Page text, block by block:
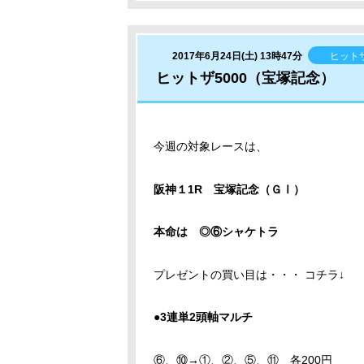
2017年6月24日(土) 13時47分 ヒット
ヒットザ5000（宝塚記念）
今週の対象レースは、
阪神１1R 宝塚記念（ＧⅠ）
本命は ◎⑥シャケトラ
プレゼントの買い目は・・・ コチラ↓
●3連単2頭軸マルチ
⑥、⑩→①、②、⑤、⑪ 各200円